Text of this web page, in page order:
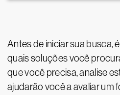
Antes de iniciar sua busca,
quais soluções você
que você precisa, analise
ajudarão você a avaliar um